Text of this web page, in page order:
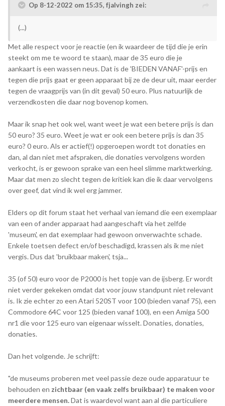
Op 8-12-2022 om 15:35, fjalvingh zei:
(...)
Met alle respect voor je reactie (en ik waardeer de tijd die je erin
steekt om me te woord te staan), maar de 35 euro die je
aankaart is een wassen neus. Dat is de 'BIEDEN VANAF'-prijs en
tegen die prijs gaat er geen apparaat bij ze de deur uit, maar eerder
tegen de vraagprijs van (in dit geval) 50 euro. Plus natuurlijk de
verzendkosten die daar nog bovenop komen.
Maar ik snap het ook wel, want weet je wat een betere prijs is dan
50 euro? 35 euro. Weet je wat er ook een betere prijs is dan 35
euro? 0 euro. Als er actief(!) opgeroepen wordt tot donaties en
dan, al dan niet met afspraken, die donaties vervolgens worden
verkocht, is er gewoon sprake van een heel slimme marktwerking.
Maar dat men zo slecht tegen de kritiek kan die ik daar vervolgens
over geef, dat vind ik wel erg jammer.
Elders op dit forum staat het verhaal van iemand die een exemplaar
van een of ander apparaat had aangeschaft via het zelfde
'museum', en dat exemplaar had gewoon onverwachte schade.
Enkele toetsen defect en/of beschadigd, krassen als ik me niet
vergis. Dus dat 'bruikbaar maken', tsja...
35 (of 50) euro voor de P2000 is het topje van de ijsberg. Er wordt
niet verder gekeken omdat dat voor jouw standpunt niet relevant
is. Ik zie echter zo een Atari 520ST voor 100 (bieden vanaf 75), een
Commodore 64C voor 125 (bieden vanaf 100), en een Amiga 500
nr1 die voor 125 euro van eigenaar wisselt. Donaties, donaties,
donaties.
Dan het volgende. Je schrijft:
"de museums proberen met veel passie deze oude apparatuur te
behouden en zichtbaar (en vaak zelfs bruikbaar) te maken voor
meerdere mensen.Dat is waardevol want aan al die particuliere